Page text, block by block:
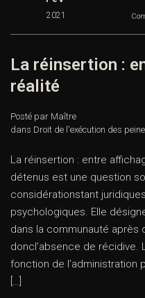
2021
La réinsertion :
réalité
Posté par Maître
dans Droit de l'exécution des
La réinsertion : entre
détenus est une question
considérationstant
psychologiques. Elle
dans la communauté après
doncl’absence de récidive.
fonction de l’administration
[…]